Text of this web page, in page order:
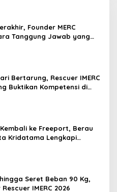
Founder MERC
Tanggung Jawab yang
Bertarung, Rescuer IMERC
Buktikan Kompetensi di
ke Freeport, Berau
Kridatama Lengkapi
Seret Beban 90 Kg,
IMERC 2026